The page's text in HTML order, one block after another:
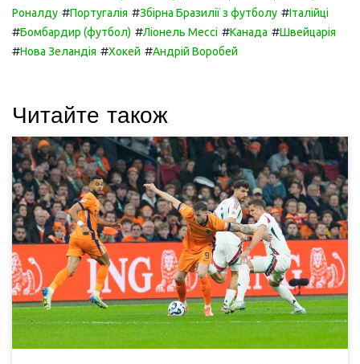
Роналду #Португалія #Збірна Бразилії з футболу #Італійці
#Бомбардир (футбол) #Ліонель Мессі #Канада #Швейцарія
#Нова Зеландія #Хокей #Андрій Воробей
Читайте також